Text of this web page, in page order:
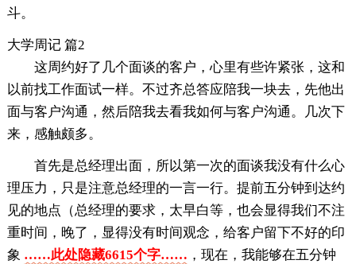
斗。
大学周记 篇2
这周约好了几个面谈的客户，心里有些许紧张，这和
以前找工作面试一样。不过齐总答应陪我一块去，先他出
面与客户沟通，然后陪我去看我如何与客户沟通。几次下
来，感触颇多。
首先是总经理出面，所以第一次的面谈我没有什么心
理压力，只是注意总经理的一言一行。提前五分钟到达约
见的地点（总经理的要求，太早白等，也会显得我们不注
重时间，晚了，显得没有时间观念，给客户留下不好的印
象 ……此处隐藏6615个字…… ，现在，我能够在五分钟